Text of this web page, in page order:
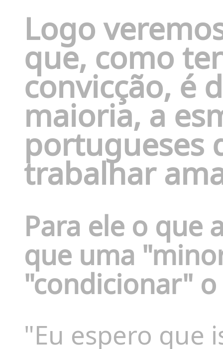
Logo
que, como
convicção, é
maioria, a
portugueses
trabalhar
Para ele o que
que uma
"condicionar"
"Eu espero que